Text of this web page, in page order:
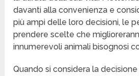
davanti alla convenienza e
più ampi delle loro decisioni, le
prendere scelte che
innumerevoli animali bisognosi
Quando si considera la decisione